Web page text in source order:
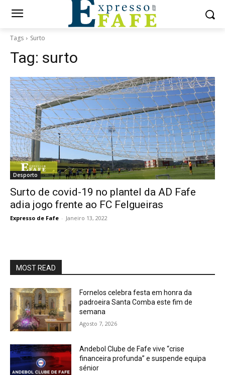
Tags Surto
Tag: surto
Desporto
Surto de covid-19 no plantel da AD Fafe
adia jogo frente ao FC Felgueiras
Expresso de Fafe - Janeiro 13, 2022
MOST READ
Fornelos celebra festa em honra da
padroeira Santa Comba este fim de
semana
Agosto 7, 2026
Andebol Clube de Fafe vive “crise
financeira profunda” e suspende equipa
sénior